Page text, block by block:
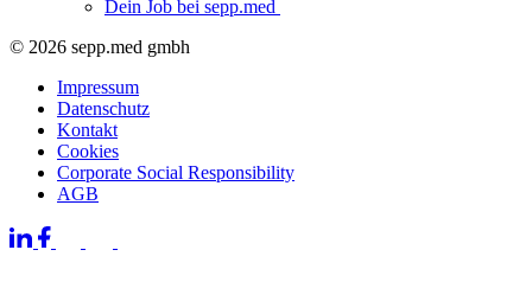
Dein Job bei sepp.med
© 2026 sepp.med gmbh
Impressum
Datenschutz
Kontakt
Cookies
Corporate Social Responsibility
AGB